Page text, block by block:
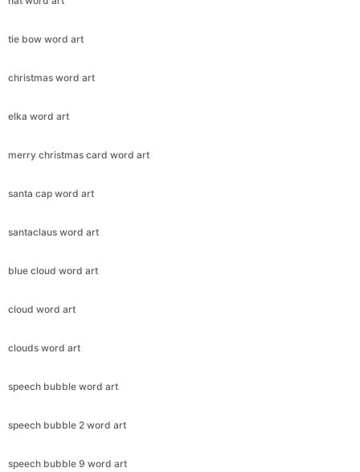
tie bow word art
christmas word art
elka word art
merry christmas card word art
santa cap word art
santaclaus word art
blue cloud word art
cloud word art
clouds word art
speech bubble word art
speech bubble 2 word art
speech bubble 9 word art